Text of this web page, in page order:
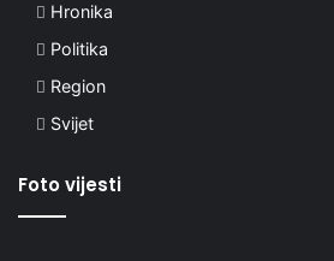
Hronika
Politika
Region
Svijet
Foto vijesti